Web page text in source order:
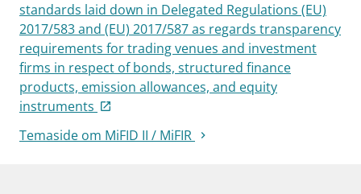
standards laid down in Delegated Regulations (EU)
2017/583 and (EU) 2017/587 as regards transparency
requirements for trading venues and investment
firms in respect of bonds, structured finance
products, emission allowances, and equity
instruments
Temaside om MiFID II / MiFIR